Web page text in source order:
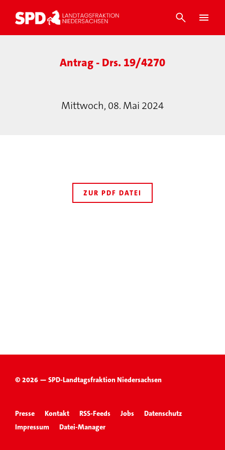
Antrag - Drs. 19/4270
Mittwoch, 08. Mai 2024
ZUR PDF DATEI
© 2026 — SPD-Landtagsfraktion Niedersachsen
Presse Kontakt RSS-Feeds Jobs
Datenschutz
Impressum
Datei-Manager